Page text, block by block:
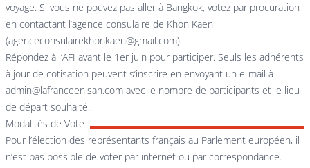
voyage. Si vous ne pouvez pas aller à Bangkok, votez par procuration
en contactant l’agence consulaire de Khon Kaen
(agenceconsulairekhonkaen@gmail.com).
Répondez à l’AFI avant le 1er juin pour participer. Seuls les adhérents
à jour de cotisation peuvent s’inscrire en envoyant un e-mail à
admin@lafranceenisan.com avec le nombre de participants et le lieu
de départ souhaité.
Modalités de Vote
Pour l’élection des représentants français au Parlement européen, il
n’est pas possible de voter par internet ou par correspondance.